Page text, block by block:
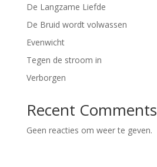
De Langzame Liefde
De Bruid wordt volwassen
Evenwicht
Tegen de stroom in
Verborgen
Recent Comments
Geen reacties om weer te geven.